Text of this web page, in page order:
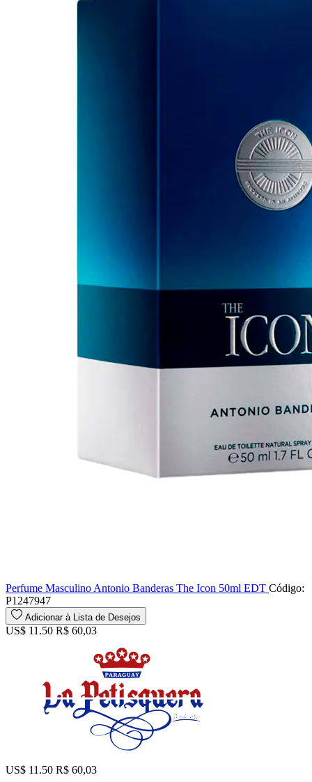
Perfume Masculino Antonio Banderas The Icon 50ml EDT Código:
P1247947
Adicionar à Lista de Desejos
US$ 11.50 R$ 60,03
US$ 11.50 R$ 60,03